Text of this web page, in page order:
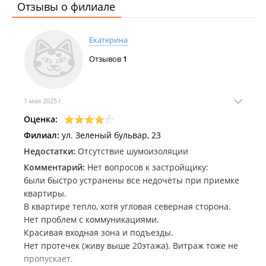
Однокомнатные — 37,7–47,4 кв.м.;
Трёхкомнатные — 71,2–75,8 кв.м.
"комфорт" — позиционирование по проекту
и доступности "комфорт-класс".
Технология строительства
Монолитно-каркасные дома, заполнение стен: кирпич
— утеплитель — керамогранит. Витражное
остекление лоджий. Централизованное тепло-, водо- и
электроснабжение. Новые сети.
Обеспечение инженерной инфраструктурой
Специально для микрорайона построена подстанция
"Зелёный угол". Реконструируется существующая
теплотрасса ТЭЦ-2 с мощностью 100 Гкал/час.
Построена система магистрального водоснабжения КГУП
Отзывы о филиале
Екатерина
Отзывов 1
1 мая 2025 г.
Оценка:
Филиал: ул. Зеленый бульвар, 23
Недостатки: Отсутствие шумоизоляции
Комментарий: Нет вопросов к застройщику:
были быстро устранены все недочёты при приемке
квартиры.
В квартире тепло, хотя угловая северная сторона.
Нет проблем с коммуникациями.
Красивая входная зона и подъезды.
Нет протечек (живу выше 20этажа). Витраж тоже не
пропускает.